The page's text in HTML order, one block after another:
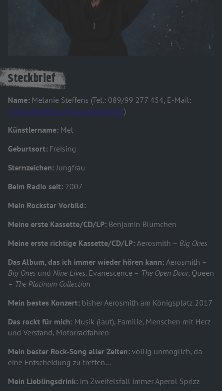
Steckbrief
Name: Melanie Steffens (Tel.: 089/99 277 454, E-Mail:
melanie.steffens@rockantenne.de)
Künstlername: Mel
Geburtsort: Freising
Sternzeichen: Jungfrau
Beim Radio seit: 2007
Mein Rockstar Vorbild: -
Meine erste Kassette/CD/LP: Benjamin Blümchen
Meine erste richtige Kassette/CD/LP: Aerosmith – Big Ones
Das Album, das ich immer wieder hören kann: Aerosmith –
Big Ones und Nine Lives, Evanescence – The Open Door, Queen
– The Platinum Collection
Mein bestes Konzert: bisher Aerosmith am Königsplatz 2017
Das rockt für mich: Musik (laut), Familie, Menschen mit Herz
und Verstand, Motorradfahren
Mein bester Rock-Song aller Zeiten: völlig unmöglich, da
eine Entscheidung zu treffen…
Mein Lieblingsdrink: im Zweifelsfall immer Aperol Sprizz